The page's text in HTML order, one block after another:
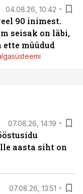
04.08.26, 10:42
90 inimest.
seisak on läbi,
ette müüdud
07.08.26, 14:19
aasta siht on
07.08.26, 13:51